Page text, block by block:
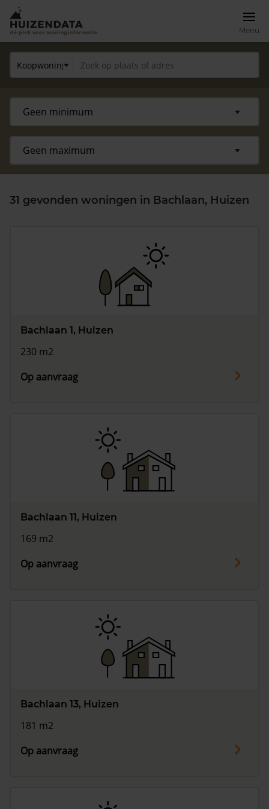
Menu
Vragen? Neem contact met ons op
Maandag t/m vrijdag - 08:00 -18:00
31 gevonden woningen in Bachlaan, Huizen
Bachlaan 1, Huizen
230 m2
Op aanvraag
Bachlaan 11, Huizen
169 m2
Op aanvraag
Bachlaan 13, Huizen
181 m2
Op aanvraag